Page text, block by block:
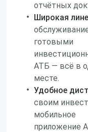
отчётных
Широкая
готовыми
АТБ — всё в
месте.
Удобное
своим
мобильное
приложение